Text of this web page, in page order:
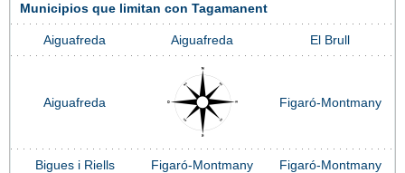
Municipios que limitan con Tagamanent
Aiguafreda Aiguafreda El Brull
Aiguafreda Figaró-Montmany
Bigues i Riells Figaró-Montmany Figaró-Montmany